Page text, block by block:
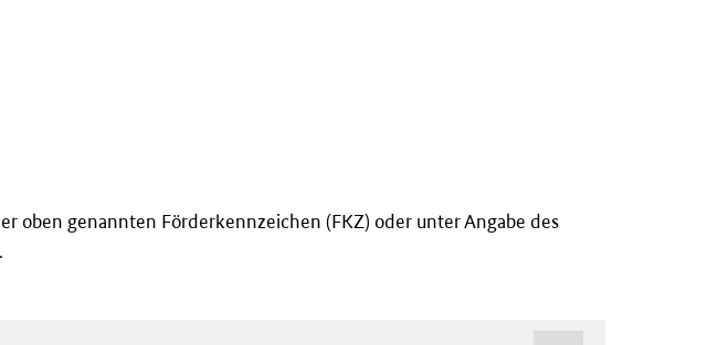
oben genannten Förderkennzeichen (FKZ) oder unter Angabe des